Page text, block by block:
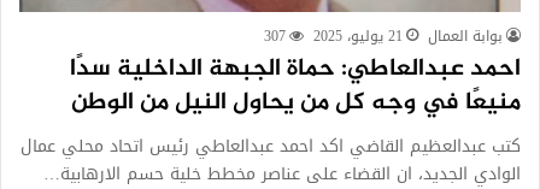
بوابة العمال 21 يوليو، 2025 307
احمد عبدالعاطي: حماة الجبهة الداخلية سدًا
منيعًا في وجه كل من يحاول النيل من الوطن
كتب عبدالعظيم القاضي اكد احمد عبدالعاطي رئيس اتحاد محلي عمال
الوادي الجديد، ان القضاء على عناصر مخطط خلية حسم الارهابية…